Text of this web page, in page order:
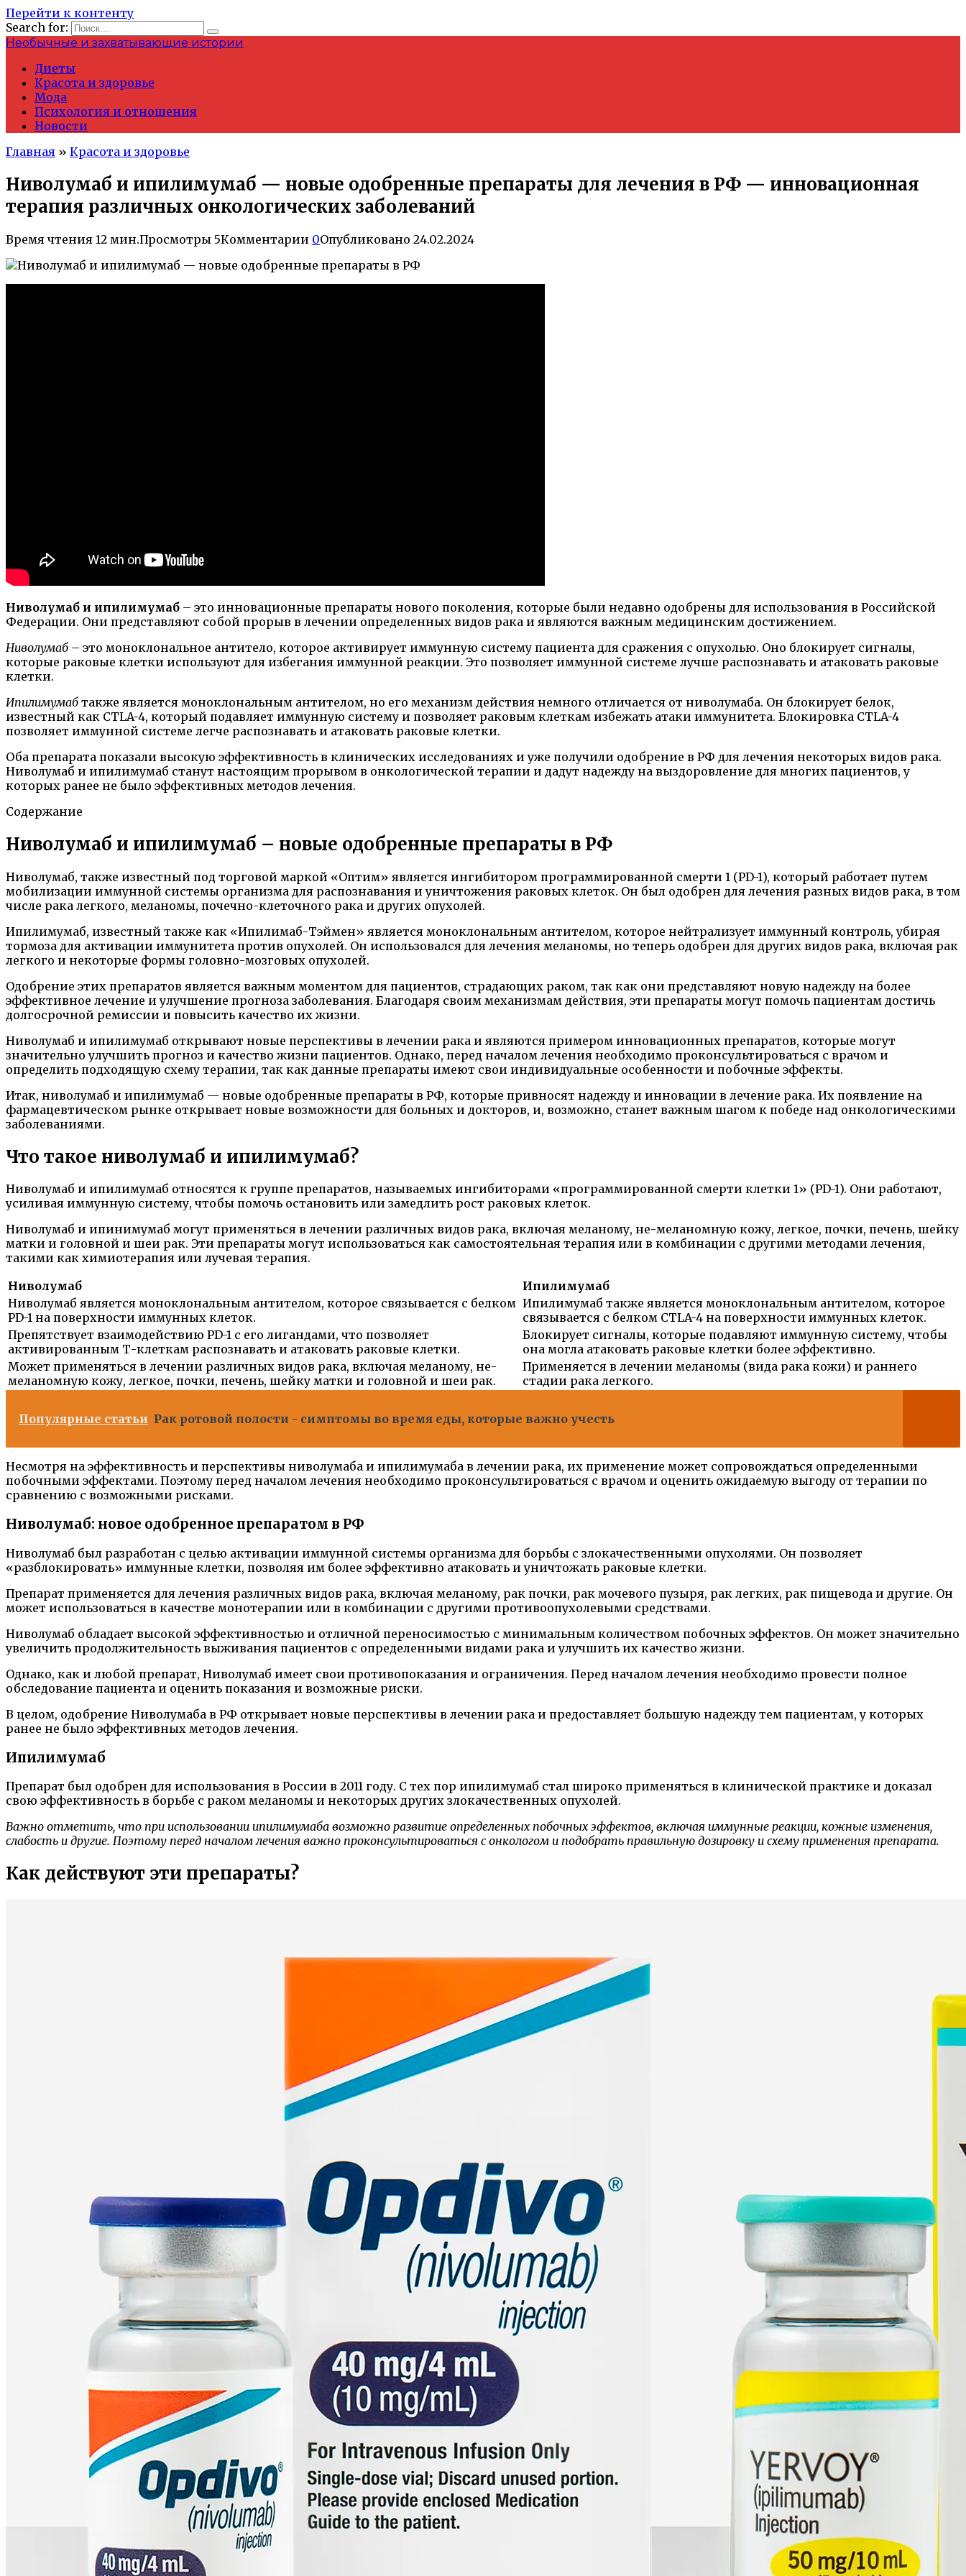
Перейти к контенту
Search for:
Необычные и захватывающие истории
Диеты
Красота и здоровье
Мода
Психология и отношения
Новости
Главная » Красота и здоровье
Ниволумаб и ипилимумаб — новые одобренные препараты для лечения в РФ — инновационная
терапия различных онкологических заболеваний
Время чтения 12 мин.Просмотры 5Комментарии 0Опубликовано 24.02.2024
Ниволумаб и ипилимумаб – это инновационные препараты нового поколения, которые были недавно одобрены для использования в Российской
Федерации. Они представляют собой прорыв в лечении определенных видов рака и являются важным медицинским достижением.
Ниволумаб – это моноклональное антитело, которое активирует иммунную систему пациента для сражения с опухолью. Оно блокирует сигналы,
которые раковые клетки используют для избегания иммунной реакции. Это позволяет иммунной системе лучше распознавать и атаковать раковые
клетки.
Ипилимумаб также является моноклональным антителом, но его механизм действия немного отличается от ниволумаба. Он блокирует белок,
известный как CTLA-4, который подавляет иммунную систему и позволяет раковым клеткам избежать атаки иммунитета. Блокировка CTLA-4
позволяет иммунной системе легче распознавать и атаковать раковые клетки.
Оба препарата показали высокую эффективность в клинических исследованиях и уже получили одобрение в РФ для лечения некоторых видов рака.
Ниволумаб и ипилимумаб станут настоящим прорывом в онкологической терапии и дадут надежду на выздоровление для многих пациентов, у
которых ранее не было эффективных методов лечения.
Содержание
Ниволумаб и ипилимумаб – новые одобренные препараты в РФ
Ниволумаб, также известный под торговой маркой «Оптим» является ингибитором программированной смерти 1 (PD-1), который работает путем
мобилизации иммунной системы организма для распознавания и уничтожения раковых клеток. Он был одобрен для лечения разных видов рака, в том
числе рака легкого, меланомы, почечно-клеточного рака и других опухолей.
Ипилимумаб, известный также как «Ипилимаб-Тэймен» является моноклональным антителом, которое нейтрализует иммунный контроль, убирая
тормоза для активации иммунитета против опухолей. Он использовался для лечения меланомы, но теперь одобрен для других видов рака, включая рак
легкого и некоторые формы головно-мозговых опухолей.
Одобрение этих препаратов является важным моментом для пациентов, страдающих раком, так как они представляют новую надежду на более
эффективное лечение и улучшение прогноза заболевания. Благодаря своим механизмам действия, эти препараты могут помочь пациентам достичь
долгосрочной ремиссии и повысить качество их жизни.
Ниволумаб и ипилимумаб открывают новые перспективы в лечении рака и являются примером инновационных препаратов, которые могут
значительно улучшить прогноз и качество жизни пациентов. Однако, перед началом лечения необходимо проконсультироваться с врачом и
определить подходящую схему терапии, так как данные препараты имеют свои индивидуальные особенности и побочные эффекты.
Итак, ниволумаб и ипилимумаб — новые одобренные препараты в РФ, которые привносят надежду и инновации в лечение рака. Их появление на
фармацевтическом рынке открывает новые возможности для больных и докторов, и, возможно, станет важным шагом к победе над онкологическими
заболеваниями.
Что такое ниволумаб и ипилимумаб?
Ниволумаб и ипилимумаб относятся к группе препаратов, называемых ингибиторами «программированной смерти клетки 1» (PD-1). Они работают,
усиливая иммунную систему, чтобы помочь остановить или замедлить рост раковых клеток.
Ниволумаб и ипинимумаб могут применяться в лечении различных видов рака, включая меланому, не-меланомную кожу, легкое, почки, печень, шейку
матки и головной и шеи рак. Эти препараты могут использоваться как самостоятельная терапия или в комбинации с другими методами лечения,
такими как химиотерапия или лучевая терапия.
Ниволумаб
Ипилимумаб
Ниволумаб является моноклональным антителом, которое связывается с белком
PD-1 на поверхности иммунных клеток.
Ипилимумаб также является моноклональным антителом, которое
связывается с белком CTLA-4 на поверхности иммунных клеток.
Препятствует взаимодействию PD-1 с его лигандами, что позволяет
активированным Т-клеткам распознавать и атаковать раковые клетки.
Блокирует сигналы, которые подавляют иммунную систему, чтобы
она могла атаковать раковые клетки более эффективно.
Может применяться в лечении различных видов рака, включая меланому, не-
меланомную кожу, легкое, почки, печень, шейку матки и головной и шеи рак.
Применяется в лечении меланомы (вида рака кожи) и раннего
стадии рака легкого.
Популярные статьи Рак ротовой полости - симптомы во время еды, которые важно учесть
Несмотря на эффективность и перспективы ниволумаба и ипилимумаба в лечении рака, их применение может сопровождаться определенными
побочными эффектами. Поэтому перед началом лечения необходимо проконсультироваться с врачом и оценить ожидаемую выгоду от терапии по
сравнению с возможными рисками.
Ниволумаб: новое одобренное препаратом в РФ
Ниволумаб был разработан с целью активации иммунной системы организма для борьбы с злокачественными опухолями. Он позволяет
«разблокировать» иммунные клетки, позволяя им более эффективно атаковать и уничтожать раковые клетки.
Препарат применяется для лечения различных видов рака, включая меланому, рак почки, рак мочевого пузыря, рак легких, рак пищевода и другие. Он
может использоваться в качестве монотерапии или в комбинации с другими противоопухолевыми средствами.
Ниволумаб обладает высокой эффективностью и отличной переносимостью с минимальным количеством побочных эффектов. Он может значительно
увеличить продолжительность выживания пациентов с определенными видами рака и улучшить их качество жизни.
Однако, как и любой препарат, Ниволумаб имеет свои противопоказания и ограничения. Перед началом лечения необходимо провести полное
обследование пациента и оценить показания и возможные риски.
В целом, одобрение Ниволумаба в РФ открывает новые перспективы в лечении рака и предоставляет большую надежду тем пациентам, у которых
ранее не было эффективных методов лечения.
Ипилимумаб
Препарат был одобрен для использования в России в 2011 году. С тех пор ипилимумаб стал широко применяться в клинической практике и доказал
свою эффективность в борьбе с раком меланомы и некоторых других злокачественных опухолей.
Важно отметить, что при использовании ипилимумаба возможно развитие определенных побочных эффектов, включая иммунные реакции, кожные изменения,
слабость и другие. Поэтому перед началом лечения важно проконсультироваться с онкологом и подобрать правильную дозировку и схему применения препарата.
Как действуют эти препараты?